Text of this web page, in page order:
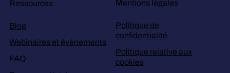
Ressources
Blog
Webinaires et événements
FAQ
Mentions légales
Politique de
confidentialité
Politique relative aux
cookies